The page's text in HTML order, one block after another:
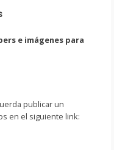
e imágenes para
publicar un
en el siguiente link: